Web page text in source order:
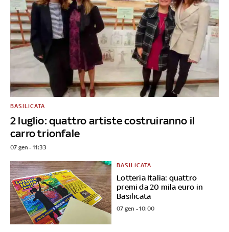
2 luglio: quattro artiste costruiranno il
carro trionfale
BASILICATA
07 gen - 11:33
Lotteria Italia: quattro
premi da 20 mila euro in
Basilicata
BASILICATA
07 gen - 10:00